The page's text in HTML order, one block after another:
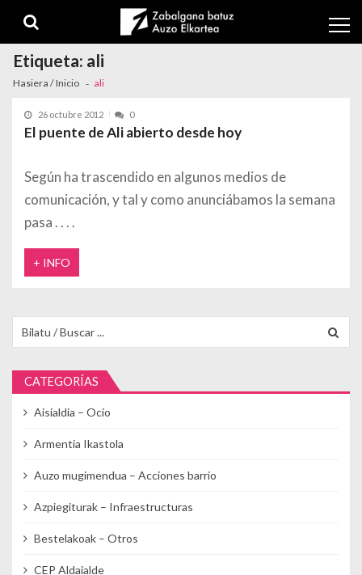
Etiqueta: ali
Hasiera / Inicio ali
26 octubre 2012 0
El puente de Ali abierto desde hoy
Según ha trascendido en algunos medios de
comunicación, y tal y como anunciábamos la semana
pasa
+ INFO
CATEGORÍAS
Aisialdia – Ocio
Armentia Ikastola
Auzo mugimendua – Acciones barrio
Azpiegiturak – Infraestructuras
Bestelakoak – Otros
CEP Aldaialde